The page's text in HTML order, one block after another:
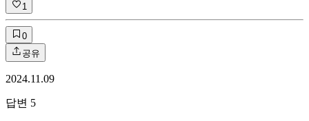
1
0
공유
2024.11.09
답변 5